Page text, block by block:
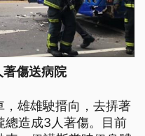
傷送病院
雄雄駛搢向，去挵著
總造成3人著傷。目前